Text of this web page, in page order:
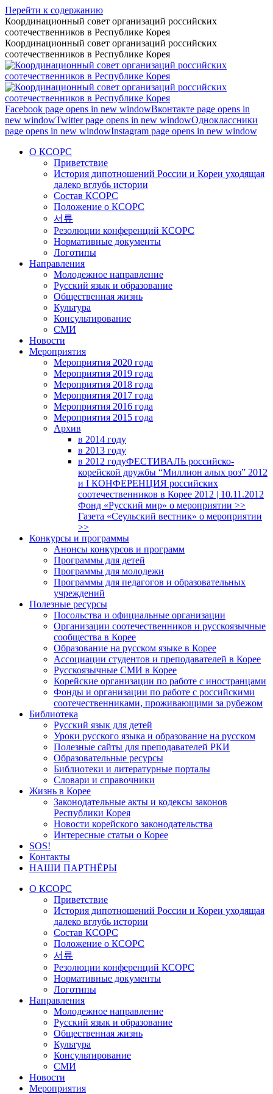
Перейти к содержанию
Координационный совет организаций российских
соотечественников в Республике Корея
Координационный совет организаций российских
соотечественников в Республике Корея
Facebook page opens in new windowВконтакте page opens in
new windowTwitter page opens in new windowОдноклассники
page opens in new windowInstagram page opens in new window
О КСОРС
Приветствие
История дипотношений России и Кореи уходящая
далеко вглубь истории
Состав КСОРС
Положение о КСОРС
서류
Резолюции конференций КСОРС
Нормативные документы
Логотипы
Направления
Молодежное направление
Русский язык и образование
Общественная жизнь
Культура
Консультирование
СМИ
Новости
Мероприятия
Мероприятия 2020 года
Мероприятия 2019 года
Мероприятия 2018 годa
Мероприятия 2017 года
Мероприятия 2016 года
Мероприятия 2015 года
Архив
в 2014 году
в 2013 году
в 2012 годуФЕСТИВАЛЬ российско-
корейской дружбы “Миллион алых роз” 2012
и I КОНФЕРЕНЦИЯ российских
соотечественников в Корее 2012 | 10.11.2012
Фонд «Русский мир» о мероприятии >>
Газета «Сеульский вестник» о мероприятии
>>
Конкурсы и программы
Анонсы конкурсов и программ
Программы для детей
Программы для молодежи
Программы для педагогов и образовательных
учреждений
Полезные ресурсы
Посольства и официальные организации
Организации соотечественников и русскоязычные
сообщества в Корее
Образование на русском языке в Корее
Ассоциации студентов и преподавателей в Корее
Русскоязычные СМИ в Корее
Корейские организации по работе с иностранцами
Фонды и организации по работе с российскими
соотечественниками, проживающими за рубежом
Библиотека
Русский язык для детей
Уроки русского языка и образование на русском
Полезные сайты для преподавателей РКИ
Образовательные ресурсы
Библиотеки и литературные порталы
Словари и справочники
Жизнь в Корее
Законодательные акты и кодексы законов
Республики Корея
Новости корейского законодательства
Интересные статьи о Корее
SOS!
Контакты
НАШИ ПАРТНЁРЫ
О КСОРС
Приветствие
История дипотношений России и Кореи уходящая
далеко вглубь истории
Состав КСОРС
Положение о КСОРС
서류
Резолюции конференций КСОРС
Нормативные документы
Логотипы
Направления
Молодежное направление
Русский язык и образование
Общественная жизнь
Культура
Консультирование
СМИ
Новости
Мероприятия